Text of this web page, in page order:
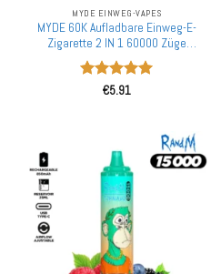
MYDE EINWEG-VAPES
MYDE 60K Aufladbare Einweg-E-
Zigarette 2 IN 1 60000 Züge
Großhandel Massen購入
Bewertet
€5.91